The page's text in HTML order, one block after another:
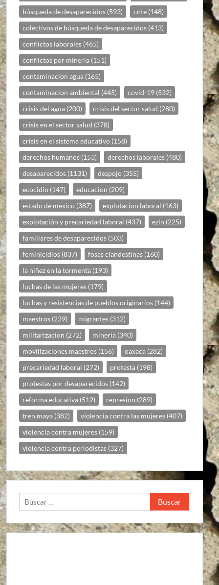
búsqueda de desaparecidos (593) cnte (148)
colectivos de búsqueda de desaparecidos (413)
conflictos laborales (465)
conflictos por mineria (151)
contaminacion agua (165)
contaminacion ambiental (445) covid-19 (532)
crisis del agua (200) crisis del sector salud (280)
crisis en el sector salud (378)
crisis en el sistema educativo (158)
derechos humanos (153) derechos laborales (480)
desaparecidos (1131) despojo (355)
ecocidio (147) educacion (209)
estado de mexico (387) explotacion laboral (163)
explotación y precariedad laboral (437) ezln (225)
familiares de desaparecidos (503)
feminicidios (837) fosas clandestinas (160)
la niñez en la tormenta (193)
luchas de las mujeres (179)
luchas y resistencias de pueblos originarios (144)
maestros (239) migrantes (312)
militarizacion (272) mineria (340)
movilizaciones maestros (156) oaxaca (282)
precariedad laboral (272) protesta (198)
protestas por desaparecidos (142)
reforma educativa (512) represion (289)
tren maya (382) violencia contra las mujeres (407)
violencia contra mujeres (159)
violencia contra periodistas (327)
Buscar: